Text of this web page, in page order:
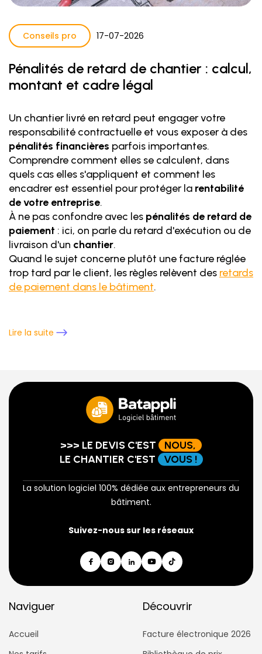
Conseils pro 17-07-2026
Pénalités de retard de chantier : calcul,
montant et cadre légal
Un chantier livré en retard peut engager votre
responsabilité contractuelle et vous exposer à des
pénalités financières parfois importantes.
Comprendre comment elles se calculent, dans
quels cas elles s'appliquent et comment les
encadrer est essentiel pour protéger la rentabilité
de votre entreprise.
À ne pas confondre avec les pénalités de retard de
paiement : ici, on parle du retard d'exécution ou de
livraison d'un chantier.
Quand le sujet concerne plutôt une facture réglée
trop tard par le client, les règles relèvent des retards
de paiement dans le bâtiment.
Lire la suite
>>> LE DEVIS C'EST
NOUS,
LE CHANTIER C'EST
VOUS !
La solution logiciel 100% dédiée aux entrepreneurs du
bâtiment.
Suivez-nous sur les réseaux
Naviguer
Accueil
Découvrir
Facture électronique 2026